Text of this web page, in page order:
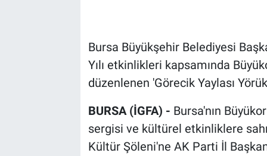
Bursa Büyükşehir Belediyesi
Yılı etkinlikleri kapsamında
düzenlenen 'Görecik Yaylası
BURSA (İGFA) - Bursa'nın
sergisi ve kültürel etkinliklere
Kültür Şöleni'ne AK Parti İl